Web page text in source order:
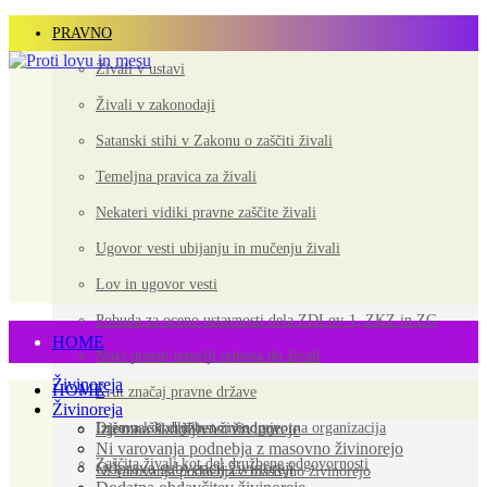
PRAVNO
Živali v ustavi
Živali v zakonodaji
Satanski stihi v Zakonu o zaščiti živali
Temeljna pravica za živali
Nekateri vidiki pravne zaščite živali
Ugovor vesti ubijanju in mučenju živali
Lov in ugovor vesti
Pobuda za oceno ustavnosti dela ZDLov-1, ZKZ in ZG
Novi pravni temelji odnosa do živali
Krut značaj pravne države
Država kot družbeno neodgovorna organizacija
Zaščita živali kot del družbene odgovornosti
HOME
Živinoreja
Izjemna škodljivost živinoreje
Ni varovanja podnebja z masovno živinorejo
HOME
Živinoreja
Izjemna škodljivost živinoreje
Ni varovanja podnebja z masovno živinorejo
Odprava subvencij živinoreji